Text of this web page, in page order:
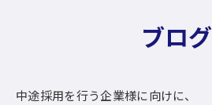
ブログ
中途採用を行う企業様に向けに、